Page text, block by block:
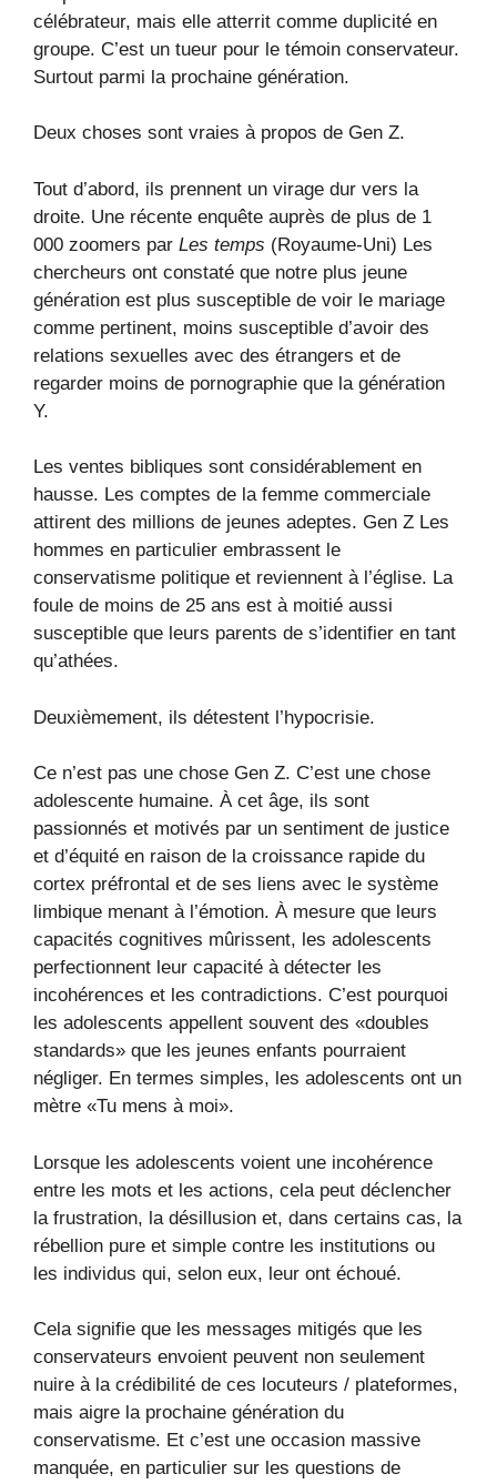
célébrateur, mais elle atterrit comme duplicité en
groupe. C’est un tueur pour le témoin conservateur.
Surtout parmi la prochaine génération.
Deux choses sont vraies à propos de Gen Z.
Tout d’abord, ils prennent un virage dur vers la
droite. Une récente enquête auprès de plus de 1
000 zoomers par Les temps (Royaume-Uni) Les
chercheurs ont constaté que notre plus jeune
génération est plus susceptible de voir le mariage
comme pertinent, moins susceptible d’avoir des
relations sexuelles avec des étrangers et de
regarder moins de pornographie que la génération
Y.
Les ventes bibliques sont considérablement en
hausse. Les comptes de la femme commerciale
attirent des millions de jeunes adeptes. Gen Z Les
hommes en particulier embrassent le
conservatisme politique et reviennent à l’église. La
foule de moins de 25 ans est à moitié aussi
susceptible que leurs parents de s’identifier en tant
qu’athées.
Deuxièmement, ils détestent l’hypocrisie.
Ce n’est pas une chose Gen Z. C’est une chose
adolescente humaine. À cet âge, ils sont
passionnés et motivés par un sentiment de justice
et d’équité en raison de la croissance rapide du
cortex préfrontal et de ses liens avec le système
limbique menant à l’émotion. À mesure que leurs
capacités cognitives mûrissent, les adolescents
perfectionnent leur capacité à détecter les
incohérences et les contradictions. C’est pourquoi
les adolescents appellent souvent des «doubles
standards» que les jeunes enfants pourraient
négliger. En termes simples, les adolescents ont un
mètre «Tu mens à moi».
Lorsque les adolescents voient une incohérence
entre les mots et les actions, cela peut déclencher
la frustration, la désillusion et, dans certains cas, la
rébellion pure et simple contre les institutions ou
les individus qui, selon eux, leur ont échoué.
Cela signifie que les messages mitigés que les
conservateurs envoient peuvent non seulement
nuire à la crédibilité de ces locuteurs / plateformes,
mais aigre la prochaine génération du
conservatisme. Et c’est une occasion massive
manquée, en particulier sur les questions de